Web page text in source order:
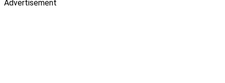
Advertisement